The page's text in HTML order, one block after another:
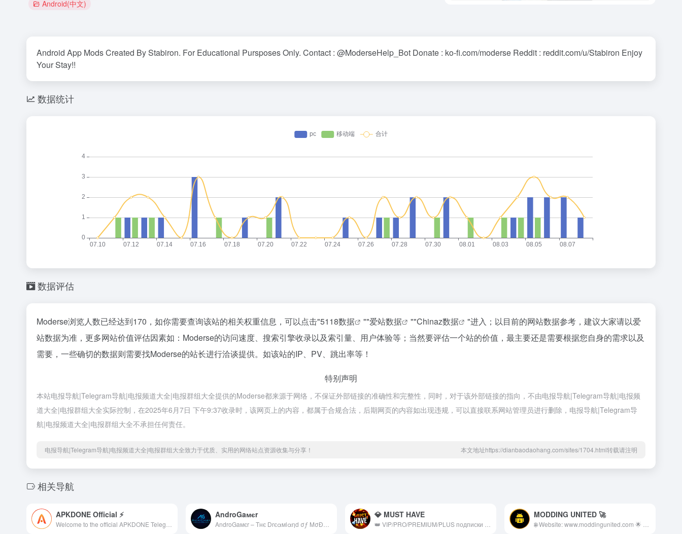
Android(中文)
Android App Mods Created By Stabiron. For Educational Pursposes Only. Contact : @ModerseHelp_Bot Donate : ko-fi.com/moderse Reddit : reddit.com/u/Stabiron Enjoy
Your Stay!!
数据统计
数据评估
Moderse浏览人数已经达到170，如你需要查询该站的相关权重信息，可以点击"5118数据 ""爱站数据 ""Chinaz数据
"进入；以目前的网站数据参考，建议大家请以爱
站数据为准，更多网站价值评估因素如：Moderse的访问速度、搜索引擎收录以及索引量、用户体验等；当然要评估一个站的价值，最主要还是需要根据您自身的需求以及
需要，一些确切的数据则需要找Moderse的站长进行洽谈提供。如该站的IP、PV、跳出率等！
特别声明
本站电报导航|Telegram导航|电报频道大全|电报群组大全提供的Moderse都来源于网络，不保证外部链接的准确性和完整性，同时，对于该外部链接的指向，不由电报导航|Telegram导航|电报频
道大全|电报群组大全实际控制，在2025年6月7日 下午9:37收录时，该网页上的内容，都属于合规合法，后期网页的内容如出现违规，可以直接联系网站管理员进行删除，电报导航|Telegram导
航|电报频道大全|电报群组大全不承担任何责任。
电报导航|Telegram导航|电报频道大全|电报群组大全致力于优质、实用的网络站点资源收集与分享！ 本文地址https://dianbaodaohang.com/sites/1704.html转载请注明
相关导航
APKDONE Official ⚡️ AndroGaмєr 💎 MUST HAVE MODDING UNITED 🚀